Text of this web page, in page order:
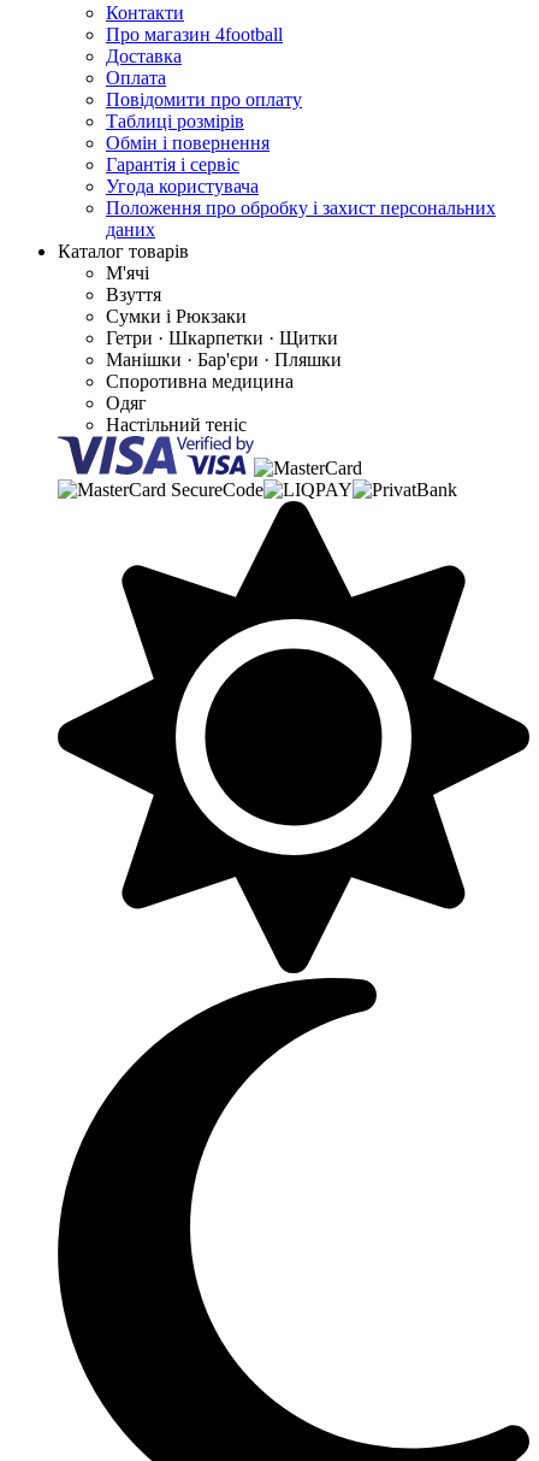
Контакти
Про магазин 4football
Доставка
Оплата
Повідомити про оплату
Таблиці розмірів
Обмін і повернення
Гарантія і сервіс
Угода користувача
Положення про обробку і захист персональних
даних
Каталог товарів
М'ячі
Взуття
Сумки і Рюкзаки
Гетри · Шкарпетки · Щитки
Манішки · Бар'єри · Пляшки
Споротивна медицина
Одяг
Настільний теніс